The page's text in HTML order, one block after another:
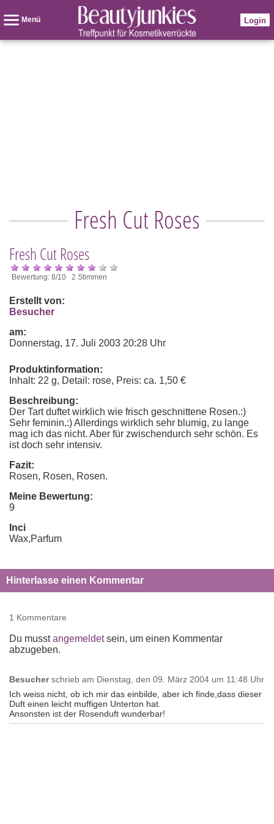
Menü Login
Fresh Cut Roses
Fresh Cut Roses
Bewertung: 8/10 2 Stimmen
Erstellt von:
Besucher
am:
Donnerstag, 17. Juli 2003 20:28 Uhr
Produktinformation:
Inhalt: 22 g, Detail: rose, Preis: ca. 1,50 €
Beschreibung:
Der Tart duftet wirklich wie frisch geschnittene Rosen.:)
Sehr feminin.:) Allerdings wirklich sehr blumig, zu lange
mag ich das nicht. Aber für zwischendurch sehr schön. Es
ist doch sehr intensiv.
Fazit:
Rosen, Rosen, Rosen.
Meine Bewertung:
9
Inci
Wax,Parfum
Hinterlasse einen Kommentar
1 Kommentare
Du musstangemeldetsein, um einen Kommentar
abzugeben.
Besucher schrieb am Dienstag, den 09. März 2004 um 11:48 Uhr
Ich weiss nicht, ob ich mir das einbilde, aber ich finde,dass dieser
Duft einen leicht muffigen Unterton hat.
Ansonsten ist der Rosenduft wunderbar!